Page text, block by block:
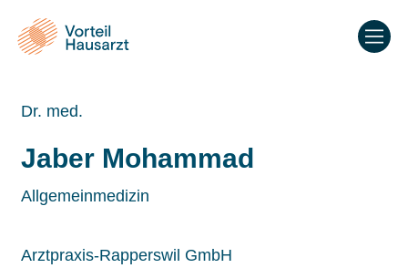
Dr. med.
Jaber Mohammad
Allgemeinmedizin
Arztpraxis-Rapperswil GmbH